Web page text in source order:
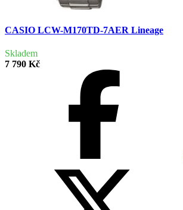
CASIO LCW-M170TD-7AER Lineage
Skladem
7 790 Kč